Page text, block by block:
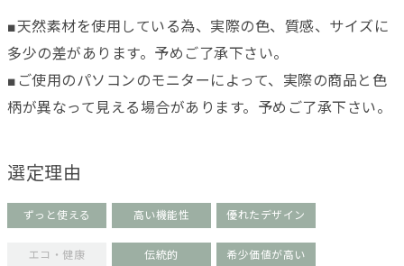
■天然素材を使用している為、実際の色、質感、サイズに
多少の差があります。予めご了承下さい。
■ご使用のパソコンのモニターによって、実際の商品と色
柄が異なって見える場合があります。予めご了承下さい。
選定理由
ずっと使える 高い機能性 優れたデザイン
エコ・健康 伝統的 希少価値が高い